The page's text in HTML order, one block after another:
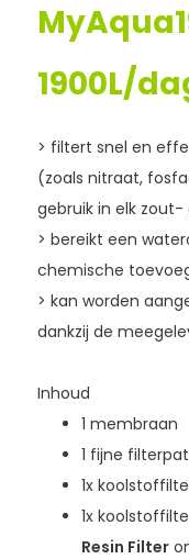
1900L/
> filtert snel en
(zoals nitraat,
gebruik in elk
> bereikt een
chemische
> kan worden
dankzij de
Inhoud
1 membraan
1 fijne
1x
1x
Resin Filter